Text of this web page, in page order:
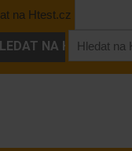
na Htest.cz